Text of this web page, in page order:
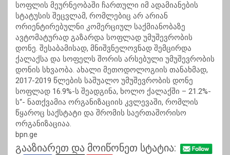
სოფლის მეურნეობაში ჩართული იმ ადამიანების
სტატუსის შეცვლამ, რომლებიც არ არიან
ორიენტირებულნი კომერციულ საქმიანობაზე
ავტომატურად გაზარდა სოფლად უმუშევრობის
დონე. შესაბამისად, მნიშვნელოვნად შემცირდა
ქალაქსა და სოფელს შორის არსებული უმუშევრობის
დონის სხვაობა. ახალი მეთოდოლოგიის თანახმად,
2017-2019 წლების საშუალო უმუშევრობის დონე
სოფლად 16.9%-ს შეადგინა, ხოლო ქალაქში – 21.2%-
ს“- ნათქვამია ორგანიზაციის კვლევაში, რომლის
წყაროც საქსტატი და შრომის საერთაშორისო
ორგანიზაციაა.
bpn.ge
გააზიარეთ და მოიწონეთ სტატია: